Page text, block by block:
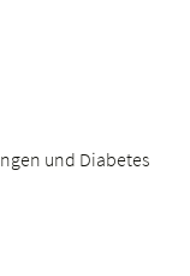
und Diabetes